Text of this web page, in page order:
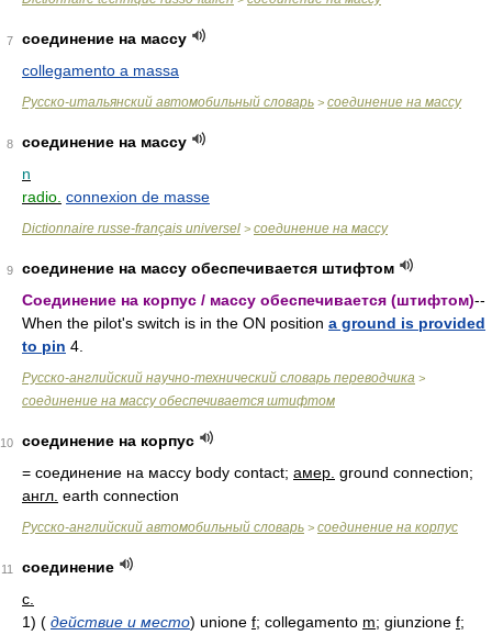
7
соединение на массу
collegamento a massa
Русско-итальянский автомобильный словарь > соединение на массу
8
соединение на массу
n
radio. connexion de masse
Dictionnaire russe-français universel > соединение на массу
9
соединение на массу обеспечивается штифтом
Соединение на корпус / массу обеспечивается (штифтом)--
When the pilot's switch is in the ON position a ground is provided
to pin 4.
Русско-английский научно-технический словарь переводчика >
соединение на массу обеспечивается штифтом
10
соединение на корпус
= соединение на массу body contact; амер. ground connection;
англ. earth connection
Русско-английский автомобильный словарь > соединение на корпус
11
соединение
с.
1) ( действие и место) unione f; collegamento m; giunzione f;